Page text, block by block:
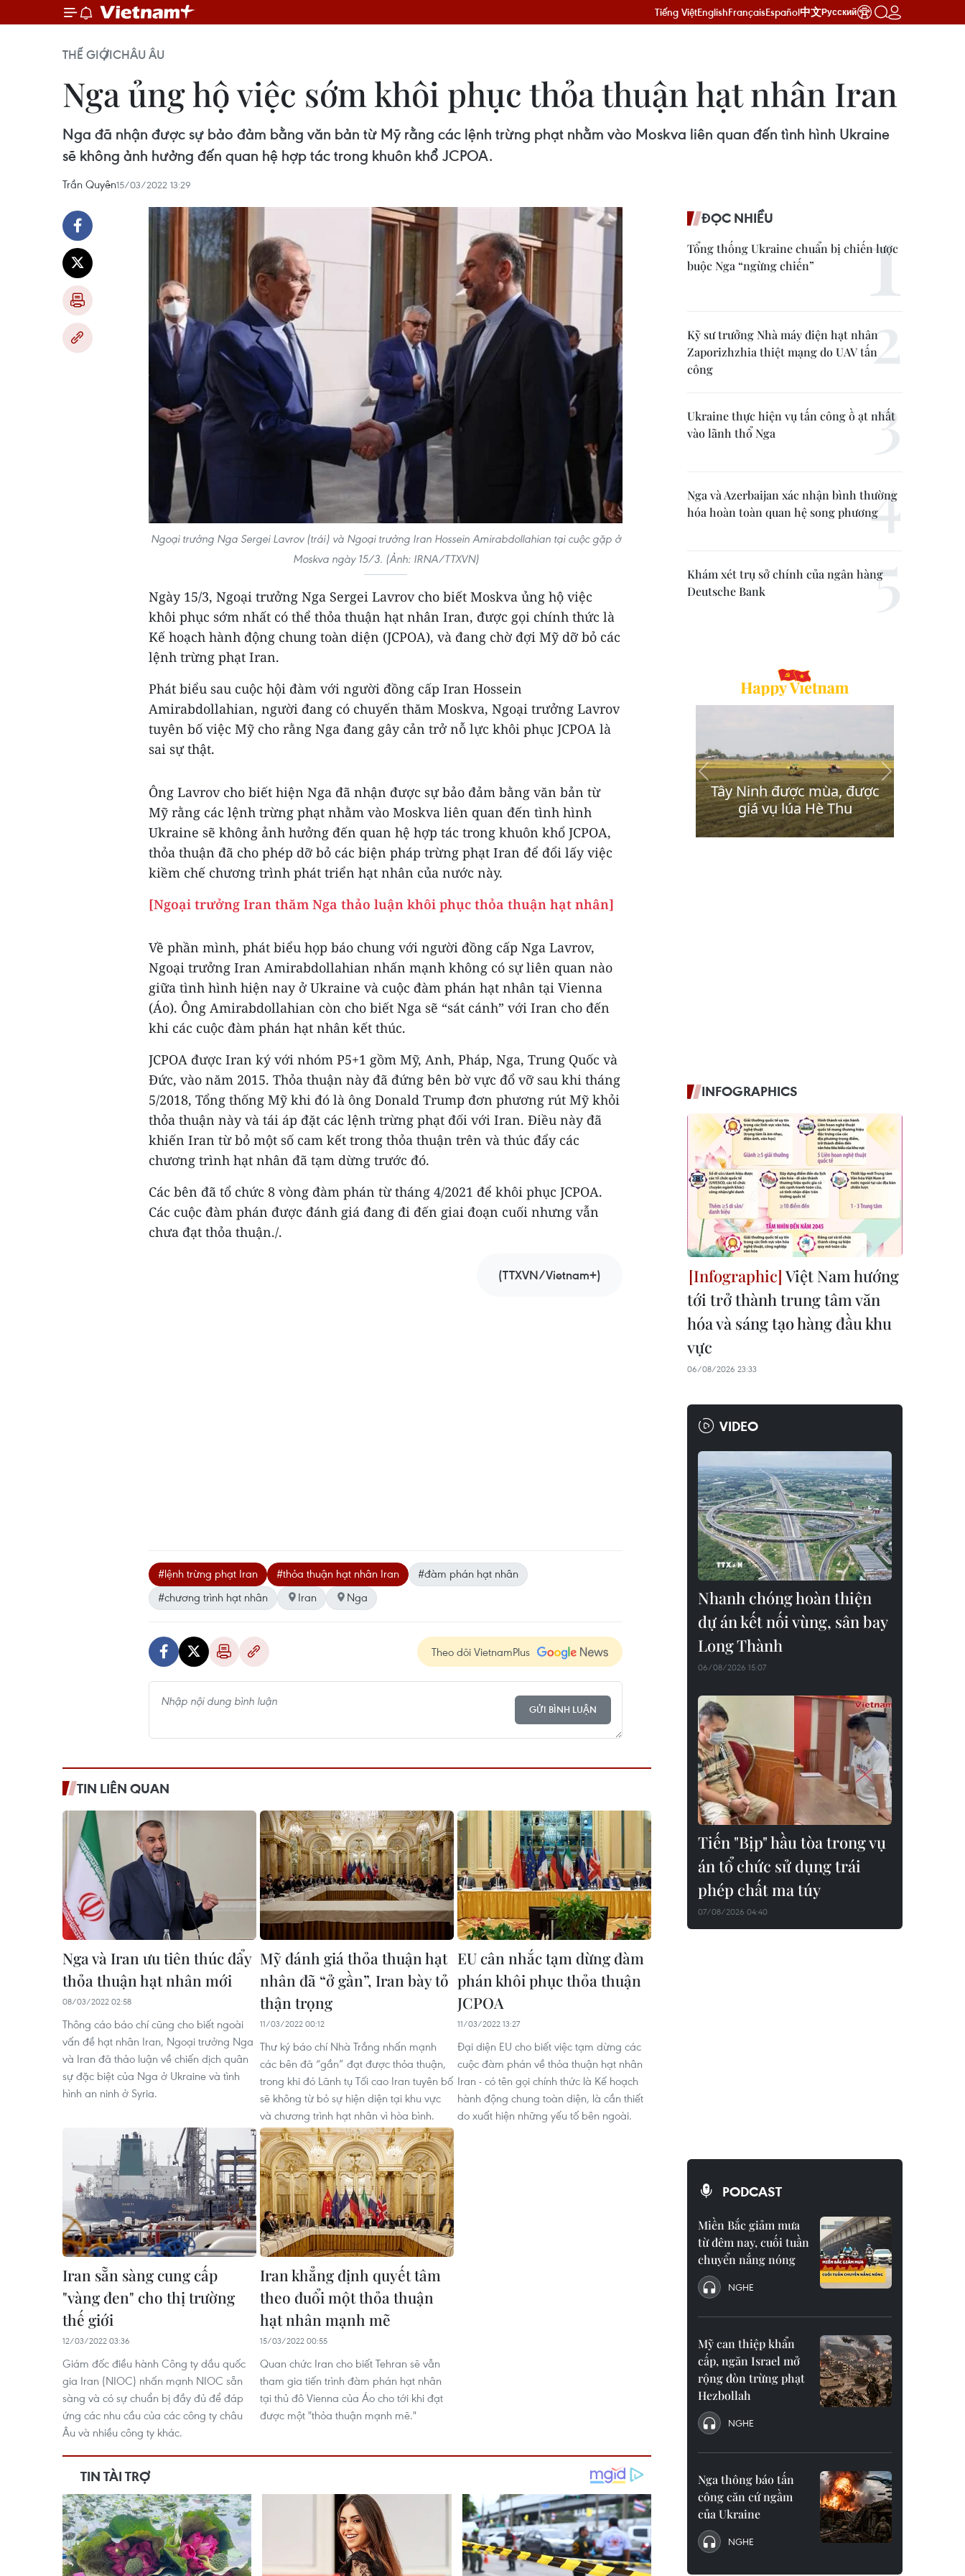
Tiếng ViệtEnglishFrançaisEspañol中文Русский
THẾ GIỚICHÂU ÂU
Nga ủng hộ việc sớm khôi phục thỏa thuận hạt nhân Iran
Nga đã nhận được sự bảo đảm bằng văn bản từ Mỹ rằng các lệnh trừng phạt nhằm vào Moskva liên quan đến tình hình Ukraine
sẽ không ảnh hưởng đến quan hệ hợp tác trong khuôn khổ JCPOA.
Trần Quyên15/03/2022 13:29
Ngoại trưởng Nga Sergei Lavrov (trái) và Ngoại trưởng Iran Hossein Amirabdollahian tại cuộc gặp ở
Moskva ngày 15/3. (Ảnh: IRNA/TTXVN)
Ngày 15/3, Ngoại trưởng Nga Sergei Lavrov cho biết Moskva ủng hộ việc
khôi phục sớm nhất có thể thỏa thuận hạt nhân Iran, được gọi chính thức là
Kế hoạch hành động chung toàn diện (JCPOA), và đang chờ đợi Mỹ dỡ bỏ các
lệnh trừng phạt Iran.
Phát biểu sau cuộc hội đàm với người đồng cấp Iran Hossein
Amirabdollahian, người đang có chuyến thăm Moskva, Ngoại trưởng Lavrov
tuyên bố việc Mỹ cho rằng Nga đang gây cản trở nỗ lực khôi phục JCPOA là
sai sự thật.
Ông Lavrov cho biết hiện Nga đã nhận được sự bảo đảm bằng văn bản từ
Mỹ rằng các lệnh trừng phạt nhằm vào Moskva liên quan đến tình hình
Ukraine sẽ không ảnh hưởng đến quan hệ hợp tác trong khuôn khổ JCPOA,
thỏa thuận đã cho phép dỡ bỏ các biện pháp trừng phạt Iran để đổi lấy việc
kiềm chế chương trình phát triển hạt nhân của nước này.
[Ngoại trưởng Iran thăm Nga thảo luận khôi phục thỏa thuận hạt nhân]
Về phần mình, phát biểu họp báo chung với người đồng cấp Nga Lavrov,
Ngoại trưởng Iran Amirabdollahian nhấn mạnh không có sự liên quan nào
giữa tình hình hiện nay ở Ukraine và cuộc đàm phán hạt nhân tại Vienna
(Áo). Ông Amirabdollahian còn cho biết Nga sẽ “sát cánh” với Iran cho đến
khi các cuộc đàm phán hạt nhân kết thúc.
JCPOA được Iran ký với nhóm P5+1 gồm Mỹ, Anh, Pháp, Nga, Trung Quốc và
Đức, vào năm 2015. Thỏa thuận này đã đứng bên bờ vực đổ vỡ sau khi tháng
5/2018, Tổng thống Mỹ khi đó là ông Donald Trump đơn phương rút Mỹ khỏi
thỏa thuận này và tái áp đặt các lệnh trừng phạt đối với Iran. Điều này đã
khiến Iran từ bỏ một số cam kết trong thỏa thuận trên và thúc đẩy các
chương trình hạt nhân đã tạm dừng trước đó.
Các bên đã tổ chức 8 vòng đàm phán từ tháng 4/2021 để khôi phục JCPOA.
Các cuộc đàm phán được đánh giá đang đi đến giai đoạn cuối nhưng vẫn
chưa đạt thỏa thuận./.
(TTXVN/Vietnam+)
#lệnh trừng phạt Iran #thỏa thuận hạt nhân Iran
#đàm phán hạt nhân
#chương trình hạt nhân
Iran Nga
Theo dõi VietnamPlus
GỬI BÌNH LUẬN
TIN LIÊN QUAN
Nga và Iran ưu tiên thúc đẩy
thỏa thuận hạt nhân mới
08/03/2022 02:58
Thông cáo báo chí cũng cho biết ngoài
vấn đề hạt nhân Iran, Ngoại trưởng Nga
và Iran đã thảo luận về chiến dịch quân
sự đặc biệt của Nga ở Ukraine và tình
hình an ninh ở Syria.
Mỹ đánh giá thỏa thuận hạt
nhân đã “ở gần”, Iran bày tỏ
thận trọng
11/03/2022 00:12
Thư ký báo chí Nhà Trắng nhấn mạnh
các bên đã “gần” đạt được thỏa thuận,
trong khi đó Lãnh tụ Tối cao Iran tuyên bố
sẽ không từ bỏ sự hiện diện tại khu vực
và chương trình hạt nhân vì hòa bình.
EU cân nhắc tạm dừng đàm
phán khôi phục thỏa thuận
JCPOA
11/03/2022 13:27
Đại diện EU cho biết việc tạm dừng các
cuộc đàm phán về thỏa thuận hạt nhân
Iran - có tên gọi chính thức là Kế hoạch
hành động chung toàn diện, là cần thiết
do xuất hiện những yếu tố bên ngoài.
Iran sẵn sàng cung cấp
"vàng đen" cho thị trường
thế giới
12/03/2022 03:36
Giám đốc điều hành Công ty dầu quốc
gia Iran (NIOC) nhấn mạnh NIOC sẵn
sàng và có sự chuẩn bị đầy đủ để đáp
ứng các nhu cầu của các công ty châu
Âu và nhiều công ty khác.
Iran khẳng định quyết tâm
theo đuổi một thỏa thuận
hạt nhân mạnh mẽ
15/03/2022 00:55
Quan chức Iran cho biết Tehran sẽ vẫn
tham gia tiến trình đàm phán hạt nhân
tại thủ đô Vienna của Áo cho tới khi đạt
được một "thỏa thuận mạnh mẽ."
ĐỌC NHIỀU
Tổng thống Ukraine chuẩn bị chiến lược
buộc Nga “ngừng chiến”
Kỹ sư trưởng Nhà máy điện hạt nhân
Zaporizhzhia thiệt mạng do UAV tấn
công
Ukraine thực hiện vụ tấn công ồ ạt nhất
vào lãnh thổ Nga
Nga và Azerbaijan xác nhận bình thường
hóa hoàn toàn quan hệ song phương
Khám xét trụ sở chính của ngân hàng
Deutsche Bank
INFOGRAPHICS
Việt Nam hướng
tới trở thành trung tâm văn
hóa và sáng tạo hàng đầu khu
vực
06/08/2026 23:33
VIDEO
Nhanh chóng hoàn thiện
dự án kết nối vùng, sân bay
Long Thành
06/08/2026 15:07
Tiến "Bịp" hầu tòa trong vụ
án tổ chức sử dụng trái
phép chất ma túy
07/08/2026 04:40
PODCAST
Miền Bắc giảm mưa
từ đêm nay, cuối tuần
chuyển nắng nóng
NGHE
Mỹ can thiệp khẩn
cấp, ngăn Israel mở
rộng đòn trừng phạt
Hezbollah
NGHE
Nga thông báo tấn
công căn cứ ngầm
của Ukraine
NGHE